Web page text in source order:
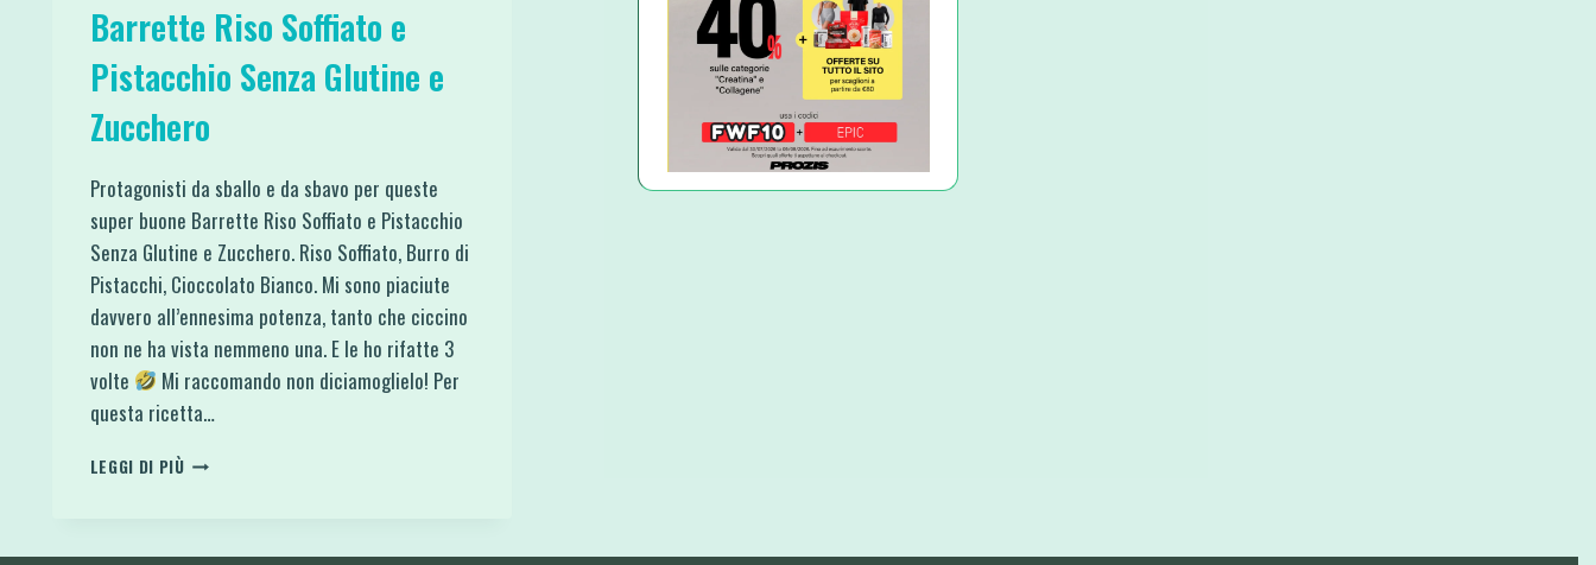
Barrette Riso Soffiato e
Pistacchio Senza Glutine e
Zucchero
Protagonisti da sballo e da sbavo per queste
super buone Barrette Riso Soffiato e Pistacchio
Senza Glutine e Zucchero. Riso Soffiato, Burro di
Pistacchi, Cioccolato Bianco. Mi sono piaciute
davvero all’ennesima potenza, tanto che ciccino
non ne ha vista nemmeno una. E le ho rifatte 3
volte
Mi raccomando non diciamoglielo! Per
questa ricetta…
LEGGI DI PIÙBARRETTE
PISTACCHIO